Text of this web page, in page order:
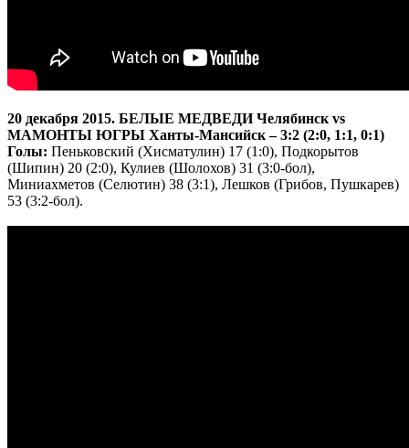
20 декабря 2015. БЕЛЫЕ МЕДВЕДИ Челябинск vs
МАМОНТЫ ЮГРЫ Ханты-Мансийск – 3:2 (2:0, 1:1, 0:1)
Голы: Пеньковский (Хисматулин) 17 (1:0), Подкорытов
(Шипин) 20 (2:0), Кулиев (Шолохов) 31 (3:0-бол),
Миниахметов (Селютин) 38 (3:1), Лешков (Грибов, Пушкарев)
53 (3:2-бол).